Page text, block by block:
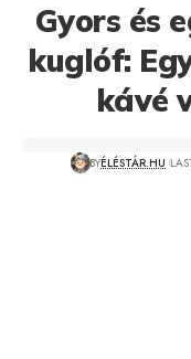
Gyors és
kuglóf:
kávé
BYÉLÉSTÁR.HU